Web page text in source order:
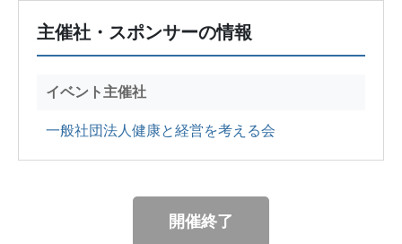
主催社・スポンサーの情報
イベント主催社
一般社団法人健康と経営を考える会
開催終了